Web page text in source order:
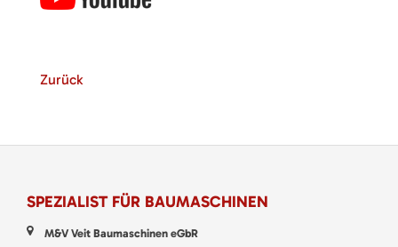
Zurück
SPEZIALIST FÜR BAUMASCHINEN
M&V Veit Baumaschinen eGbR